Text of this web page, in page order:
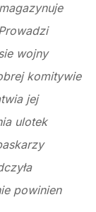
wojny
komitywie
jej
ulotek
powinien